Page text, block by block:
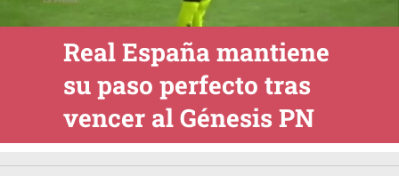
Real España mantiene
su paso perfecto tras
vencer al Génesis PN